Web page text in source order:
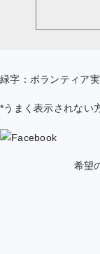
緑字：ボランティア実
*うまく表示されない
希望